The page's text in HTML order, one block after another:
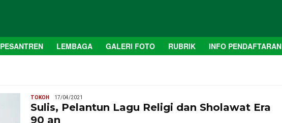
PESANTREN LEMBAGA GALERI FOTO RUBRIK INFO PENDAFTARAN
TOKOH 17/04/2021
Sulis, Pelantun Lagu Religi dan Sholawat Era
90 an